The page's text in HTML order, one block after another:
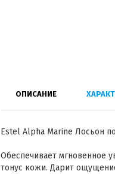
ОПИСАНИЕ
Estel Alpha Marine Лосьон
Обеспечивает мгновенное
тонус кожи. Дарит